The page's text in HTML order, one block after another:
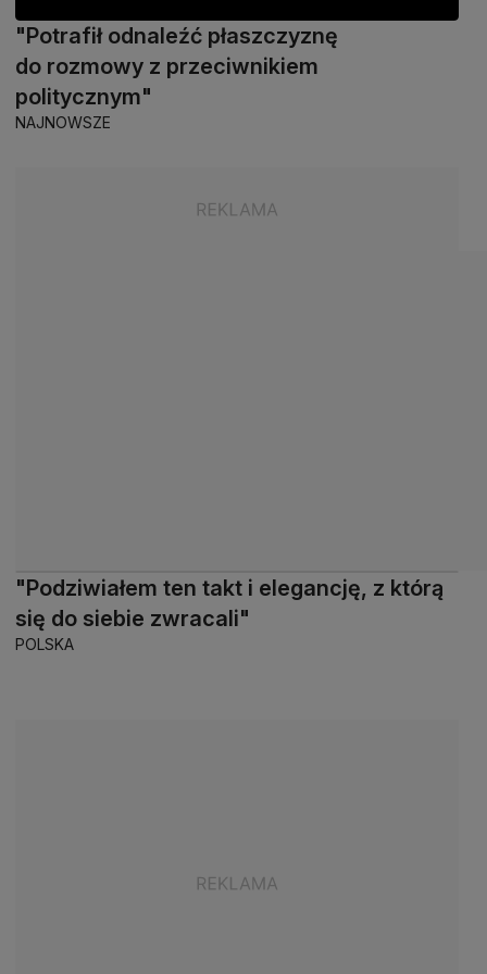
"Potrafił odnaleźć płaszczyznę
do rozmowy z przeciwnikiem
politycznym"
NAJNOWSZE
"Podziwiałem ten takt i elegancję, z którą
się do siebie zwracali"
POLSKA